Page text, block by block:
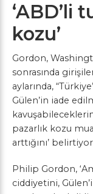
‘ABD’li
kozu’
Gordon,
sonrasında
aylarında,
Gülen’in iade
pazarlık kozu
arttığını’
Philip Gordon,
ciddiyetini,